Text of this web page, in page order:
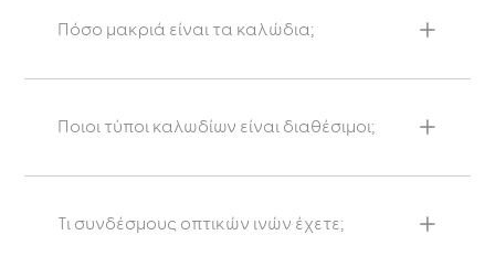
Πόσο μακριά είναι τα καλώδια;
Ποιοι τύποι καλωδίων είναι διαθέσιμοι;
Τι συνδέσμους οπτικών ινών έχετε;